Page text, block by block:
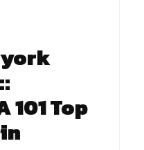
101 Top